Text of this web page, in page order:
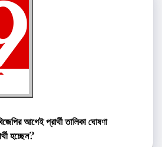
আগেই প্রার্থী তালিকা ঘোষণা
হচ্ছেন?